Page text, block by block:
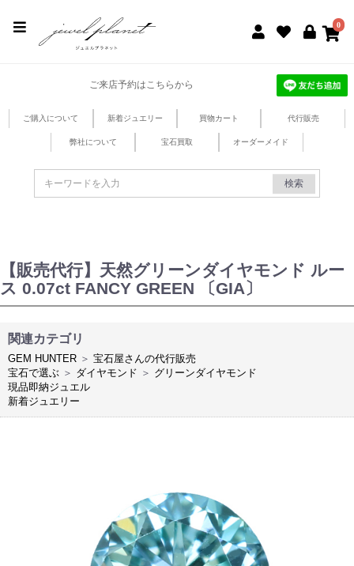
0
ご来店予約はこちらから
ご購入について 新着ジュエリー 買物カート 代行販売
弊社について 宝石買取 オーダーメイド
検索
【販売代行】天然グリーンダイヤモンド ルー
ス 0.07ct FANCY GREEN 〔GIA〕
関連カテゴリ
GEM HUNTER ＞ 宝石屋さんの代行販売
宝石で選ぶ ＞ ダイヤモンド ＞ グリーンダイヤモンド
現品即納ジュエル
新着ジュエリー